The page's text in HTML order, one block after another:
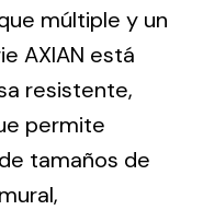
múltiple y un
AXIAN está
resistente,
permite
tamaños de